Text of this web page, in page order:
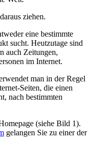
ziehen.
eine bestimmte
sucht. Heutzutage sind
auch Zeitungen,
im Internet.
man in der Regel
Seiten, die einen
nach bestimmten
(siehe Bild 1).
gelangen Sie zu einer der